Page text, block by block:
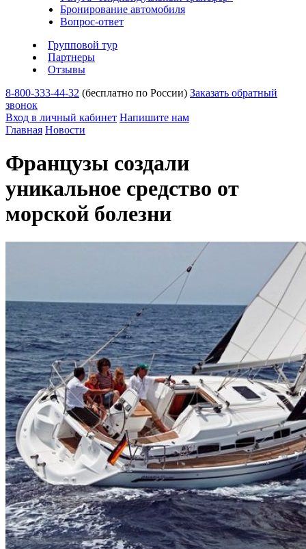
Бронирование автомобиля
Вопрос-ответ
Групповой тур
Партнеры
Отзывы
8-800-333-44-32 (бесплатно по России) Заказать обратный
звонок
Вход в личный кабинет Напишите нам
Главная Новости
Французы создали
уникальное средство от
морской болезни